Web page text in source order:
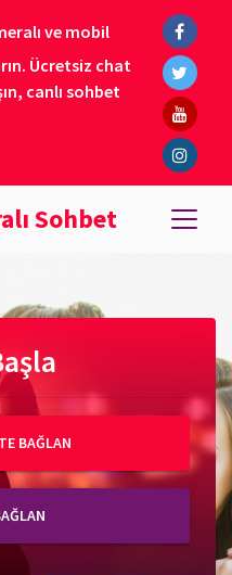
ve mobil
Ücretsiz chat
canlı sohbet
Sohbet
BAĞLAN